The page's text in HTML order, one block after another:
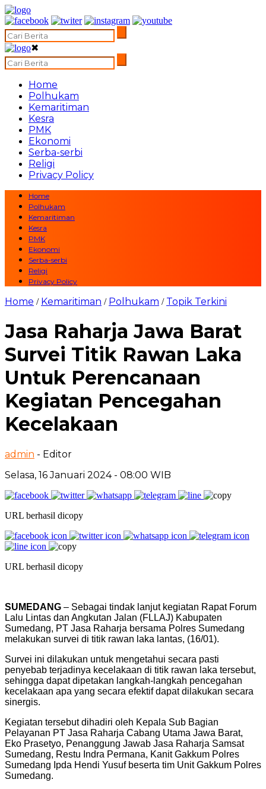
✖
Home
Polhukam
Kemaritiman
Kesra
PMK
Ekonomi
Serba-serbi
Religi
Privacy Policy
Home
Polhukam
Kemaritiman
Kesra
PMK
Ekonomi
Serba-serbi
Religi
Privacy Policy
Home / Kemaritiman / Polhukam / Topik Terkini
Jasa Raharja Jawa Barat
Survei Titik Rawan Laka
Untuk Perencanaan
Kegiatan Pencegahan
Kecelakaan
admin - Editor
Selasa, 16 Januari 2024 - 08:00 WIB
URL berhasil dicopy
URL berhasil dicopy
SUMEDANG – Sebagai tindak lanjut kegiatan Rapat Forum
Lalu Lintas dan Angkutan Jalan (FLLAJ) Kabupaten
Sumedang, PT Jasa Raharja bersama Polres Sumedang
melakukan survei di titik rawan laka lantas, (16/01).
Survei ini dilakukan untuk mengetahui secara pasti
penyebab terjadinya kecelakaan di titik rawan laka tersebut,
sehingga dapat dipetakan langkah-langkah pencegahan
kecelakaan apa yang secara efektif dapat dilakukan secara
sinergis.
Kegiatan tersebut dihadiri oleh Kepala Sub Bagian
Pelayanan PT Jasa Raharja Cabang Utama Jawa Barat,
Eko Prasetyo, Penanggung Jawab Jasa Raharja Samsat
Sumedang, Restu Indra Permana, Kanit Gakkum Polres
Sumedang Ipda Hendi Yusuf beserta tim Unit Gakkum Polres
Sumedang.